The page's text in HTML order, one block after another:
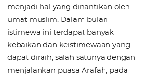
menjadi hal yang dinantikan oleh
umat muslim. Dalam bulan
istimewa ini terdapat banyak
kebaikan dan keistimewaan yang
dapat diraih, salah satunya dengan
menjalankan puasa Arafah, pada